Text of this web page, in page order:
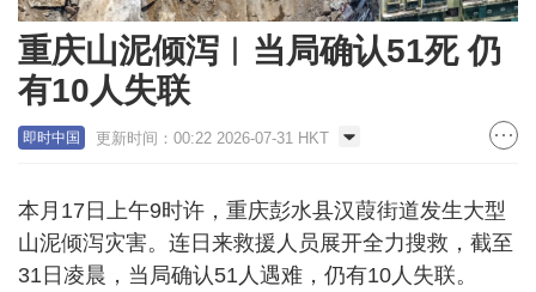
重庆山泥倾泻︱当局确认51死 仍
有10人失联
即时中国 更新时间：00:22 2026-07-31 HKT
本月17日上午9时许，重庆彭水县汉葭街道发生大型
山泥倾泻灾害。连日来救援人员展开全力搜救，截至
31日凌晨，当局确认51人遇难，仍有10人失联。